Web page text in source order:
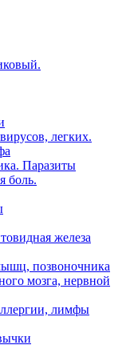
легких.
Паразиты
боль.
железа
позвоночника
мозга, нервной
лимфы